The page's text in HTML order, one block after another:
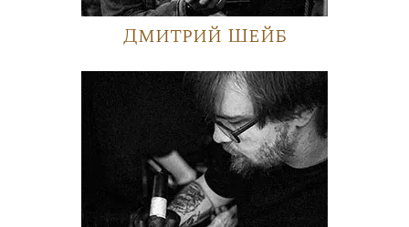
Дмитрий Шейб